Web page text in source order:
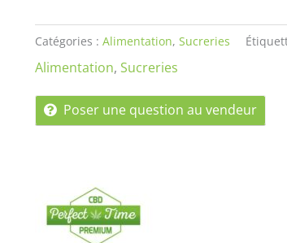
Catégories : Alimentation, Sucreries
Alimentation, Sucreries
Poser une question au vendeur